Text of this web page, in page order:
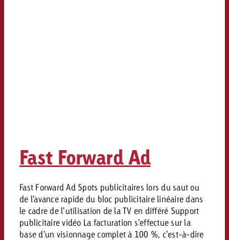
Fast Forward Ad
Fast Forward Ad Spots publicitaires lors du saut ou
de l’avance rapide du bloc publicitaire linéaire dans
le cadre de l’utilisation de la TV en différé Support
publicitaire vidéo La facturation s'effectue sur la
base d'un visionnage complet à 100 %, c'est-à-dire